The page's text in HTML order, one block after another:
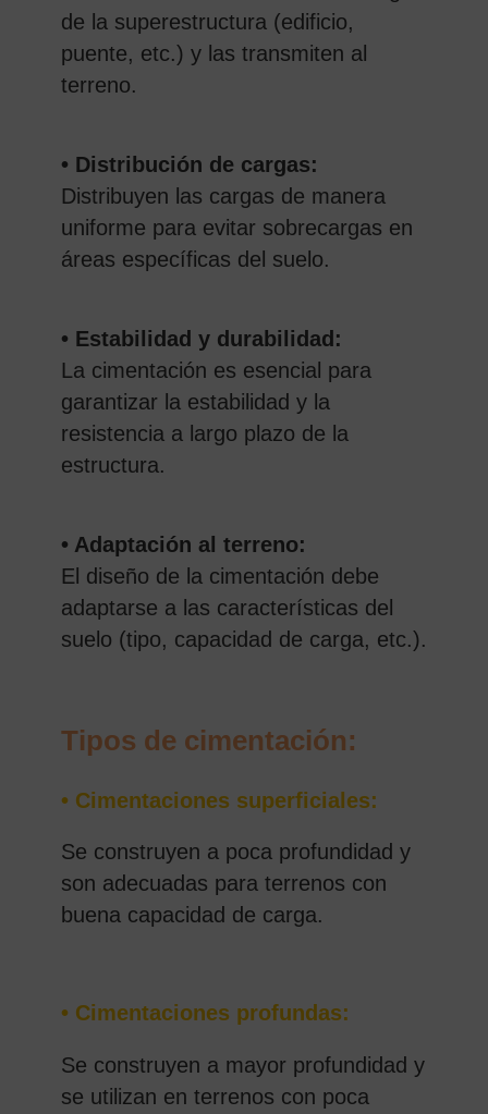
de la superestructura (edificio,
puente, etc.) y las transmiten al
terreno.
• Distribución de cargas:
Distribuyen las cargas de manera
uniforme para evitar sobrecargas en
áreas específicas del suelo.
• Estabilidad y durabilidad:
La cimentación es esencial para
garantizar la estabilidad y la
resistencia a largo plazo de la
estructura.
• Adaptación al terreno:
El diseño de la cimentación debe
adaptarse a las características del
suelo (tipo, capacidad de carga, etc.).
Tipos de cimentación:
• Cimentaciones superficiales:
Se construyen a poca profundidad y
son adecuadas para terrenos con
buena capacidad de carga.
• Cimentaciones profundas:
Se construyen a mayor profundidad y
se utilizan en terrenos con poca